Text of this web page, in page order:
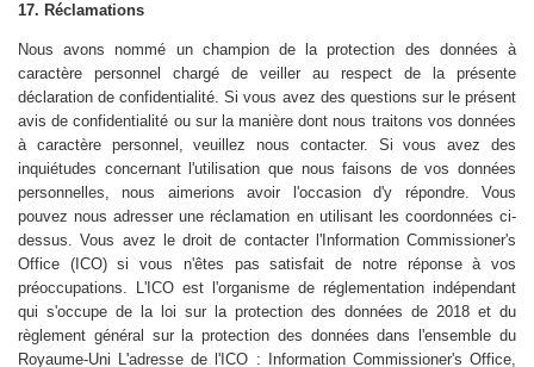
17. Réclamations
Nous avons nommé un champion de la protection des données à
caractère personnel chargé de veiller au respect de la présente
déclaration de confidentialité. Si vous avez des questions sur le présent
avis de confidentialité ou sur la manière dont nous traitons vos données
à caractère personnel, veuillez nous contacter. Si vous avez des
inquiétudes concernant l'utilisation que nous faisons de vos données
personnelles, nous aimerions avoir l'occasion d'y répondre. Vous
pouvez nous adresser une réclamation en utilisant les coordonnées ci-
dessus. Vous avez le droit de contacter l'Information Commissioner's
Office (ICO) si vous n'êtes pas satisfait de notre réponse à vos
préoccupations. L'ICO est l'organisme de réglementation indépendant
qui s'occupe de la loi sur la protection des données de 2018 et du
règlement général sur la protection des données dans l'ensemble du
Royaume-Uni L'adresse de l'ICO : Information Commissioner's Office,